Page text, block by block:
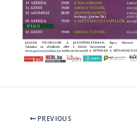
PREVIOUS